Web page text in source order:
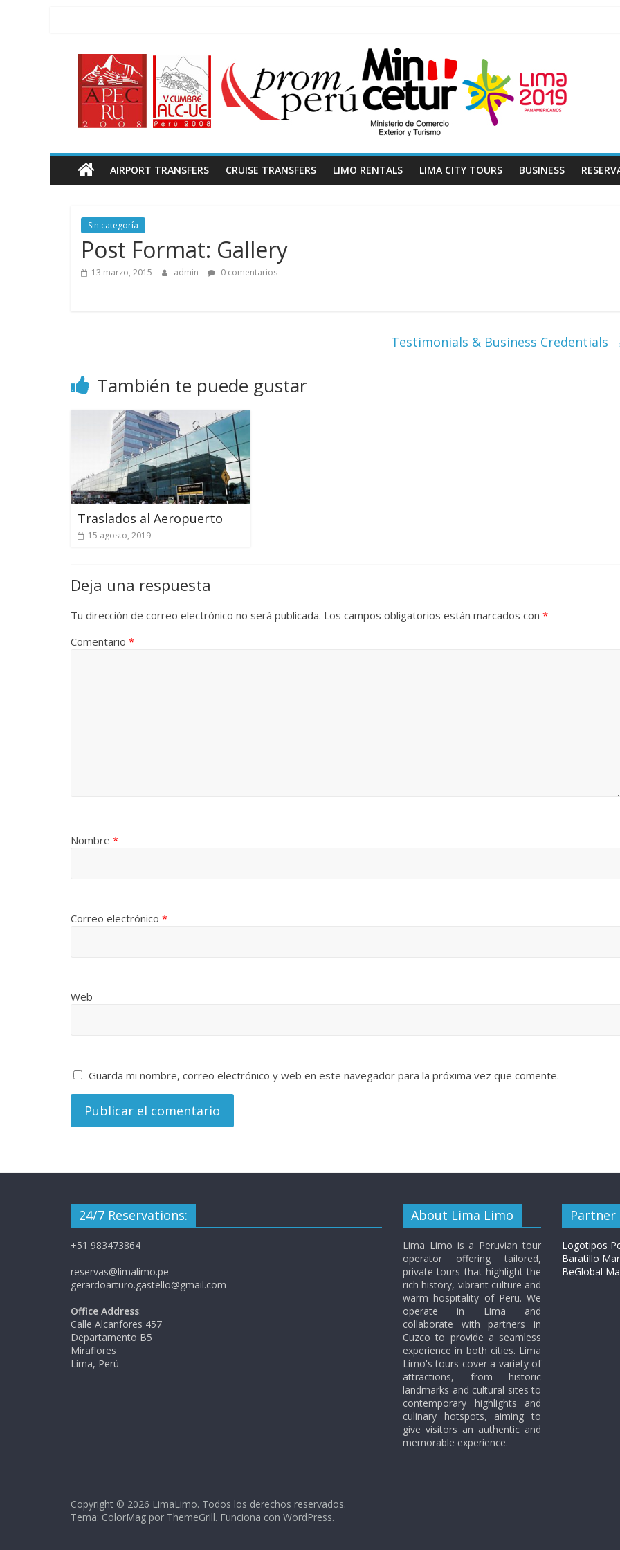
LimaLimo
Discover
the
heart
Peru
with
personalized
tours.
We
offer
and
Cusco,
revealing
country's
history,
vibrant
culture
and
hidden
AIRPORT TRANSFERS CRUISE TRANSFERS LIMO RENTALS LIMA CITY TOURS BUSINESS
Sin categoría
Post Format: Gallery
13 marzo, 2015 admin 0 comentarios
Testimonials & Business Credentials
También te puede gustar
Traslados al Aeropuerto
15 agosto, 2019
Deja una respuesta
Tu dirección de correo electrónico no será publicada. Los campos obligatorios están marcados con *
Comentario *
Nombre *
Correo electrónico *
Web
Guarda mi nombre, correo electrónico y web en este navegador para la próxima vez que comente.
24/7 Reservations:
+51 983473864
reservas@limalimo.pe
gerardoarturo.gastello@gmail.com
Office Address:
Calle Alcanfores 457
Departamento B5
Miraflores
Lima, Perú
About Lima Limo
Lima Limo is a Peruvian tour
operator offering tailored,
private tours that highlight the
rich history, vibrant culture and
warm hospitality of Peru. We
operate in Lima and
collaborate with partners in
Cuzco to provide a seamless
experience in both cities. Lima
Limo's tours cover a variety of
attractions, from historic
landmarks and cultural sites to
contemporary highlights and
culinary hotspots, aiming to
give visitors an authentic and
memorable experience.
Partner
Logotipos
Baratillo
BeGlobal
Copyright © 2026 LimaLimo. Todos los derechos reservados.
Tema: ColorMag por ThemeGrill. Funciona con WordPress.